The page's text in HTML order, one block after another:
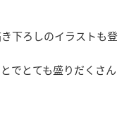
下ろしのイラストも登
でとても盛りだくさん